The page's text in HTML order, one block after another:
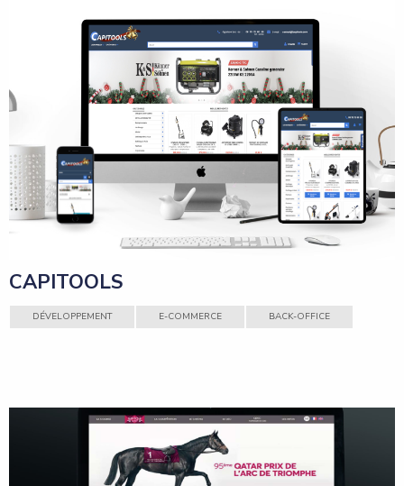
CAPITOOLS
DÉVELOPPEMENT E-COMMERCE BACK-OFFICE